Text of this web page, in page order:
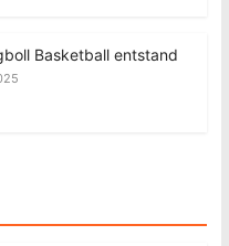
Basketball entstand